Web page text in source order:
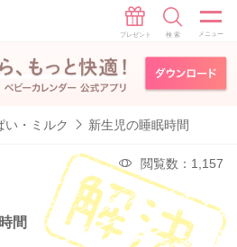
い・ミルク 新生児の睡眠時間
閲覧数：1,157
間